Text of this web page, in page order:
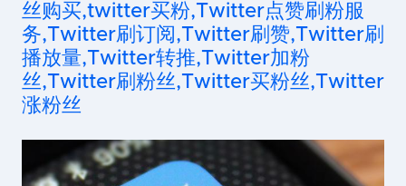
丝购买,twitter买粉,Twitter点赞刷粉服
务,Twitter刷订阅,Twitter刷赞,Twitter刷
播放量,Twitter转推,Twitter加粉
丝,Twitter刷粉丝,Twitter买粉丝,Twitter
涨粉丝